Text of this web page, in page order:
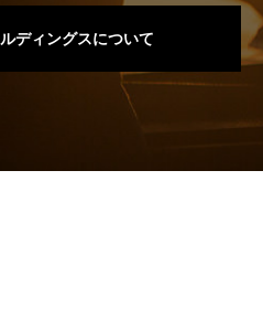
ディングスについて